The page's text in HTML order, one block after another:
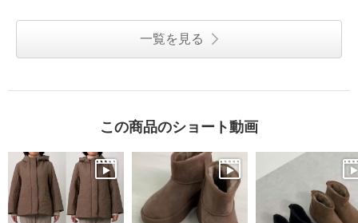
一覧を見る
この商品のショート動画